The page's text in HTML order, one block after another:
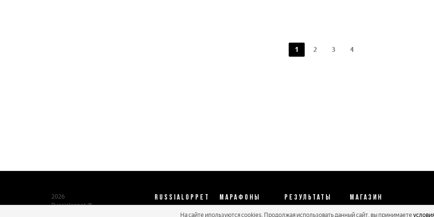
1 2 3 4
2026
Russialoppet ®
RUSSIALOPPET МАРАФОНЫ РЕЗУЛЬТАТЫ МАГАЗИН
Календарь 2026 Протоколы 2025 Реквизиты
На сайте ипользуются cookies. Продолжая использовать данный сайт, вы принимаете